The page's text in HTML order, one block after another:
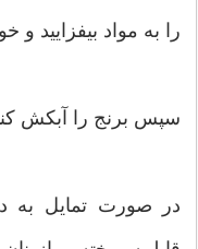
را به مواد بیفزایید و
سپس برنج را آبکش
در صورت تمایل به